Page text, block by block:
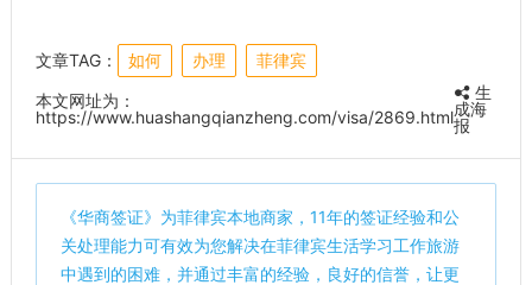
文章TAG： 如何 办理
菲律宾
本文网址为：
https://www.huashangqianzheng.com/visa/2869.html
生
成海
报
《华商签证》为菲律宾本地商家，11年的签证经验和公
关处理能力可有效为您解决在菲律宾生活学习工作旅游
中遇到的困难，并通过丰富的经验，良好的信誉，让更